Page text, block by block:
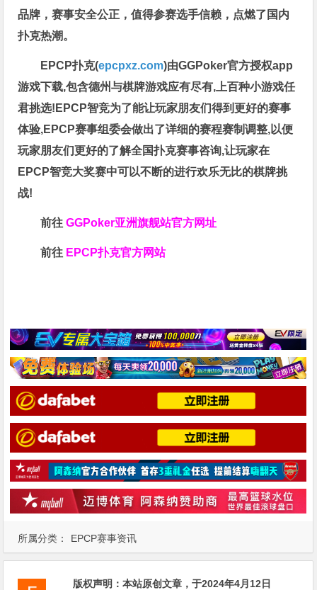
所属分类： EPCP赛事资讯
品牌，赛事安全公正，值得参赛选手信赖，点燃了国内
扑克热潮。
EPCP扑克(epcpxz.com)由GGPoker官方授权app
游戏下载,包含德州与棋牌游戏应有尽有,上百种小游戏任
君挑选!EPCP智竞为了能让玩家朋友们得到更好的赛事
体验,EPCP赛事组委会做出了详细的赛程赛制调整,以便
玩家朋友们更好的了解全国扑克赛事咨询,让玩家在
EPCP智竞大奖赛中可以不断的进行欢乐无比的棋牌挑
战!
前往GGPoker亚洲旗舰站官方网址
前往 EPCP扑克官方网站
版权声明：本站原创文章，于2024年4月12日